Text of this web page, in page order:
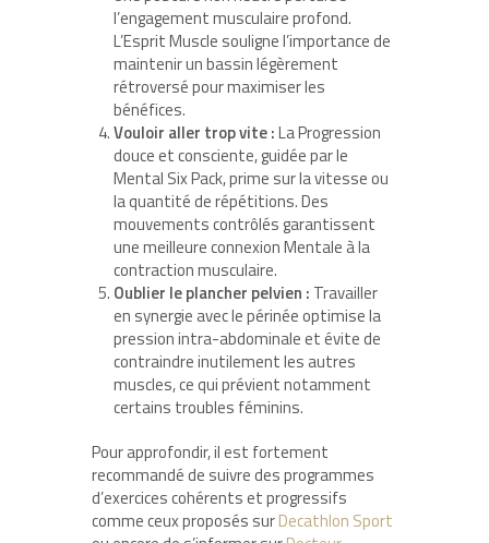
l’engagement musculaire profond.
L’Esprit Muscle souligne l’importance de
maintenir un bassin légèrement
rétroversé pour maximiser les
bénéfices.
Vouloir aller trop vite :La Progression
douce et consciente, guidée par le
Mental Six Pack, prime sur la vitesse ou
la quantité de répétitions. Des
mouvements contrôlés garantissent
une meilleure connexion Mentale à la
contraction musculaire.
Oublier le plancher pelvien : Travailler
en synergie avec le périnée optimise la
pression intra-abdominale et évite de
contraindre inutilement les autres
muscles, ce qui prévient notamment
certains troubles féminins.
Pour approfondir, il est fortement
recommandé de suivre des programmes
d’exercices cohérents et progressifs
comme ceux proposés surDecathlon Sport